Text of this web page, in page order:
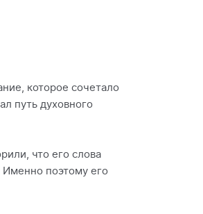
которое сочетало
путь духовного
что его слова
Именно поэтому его